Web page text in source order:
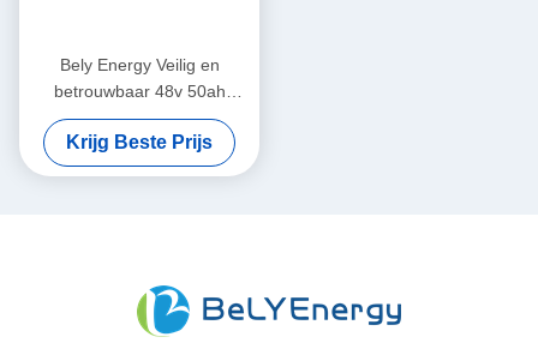
Bely Energy Veilig en
betrouwbaar 48v 50ah
Lifepo4 batterijpakket voor
elektronica
Krijg Beste Prijs